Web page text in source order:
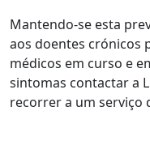
Mantendo-se esta
aos doentes crónicos
médicos em curso e
sintomas contactar a
recorrer a um serviço